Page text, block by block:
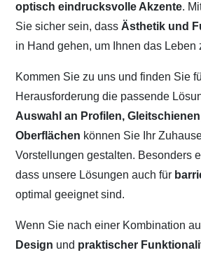
optisch eindrucksvolle Akzente.
Sie sicher sein, dass Ästhetik und
in Hand gehen, um Ihnen das Leben
Kommen Sie zu uns und finden Sie
Herausforderung die passende
Auswahl an Profilen,
Oberflächen können Sie Ihr
Vorstellungen gestalten. Besonders
dass unsere Lösungen auch für
optimal geeignet sind.
Wenn Sie nach einer Kombination
Design und praktischer